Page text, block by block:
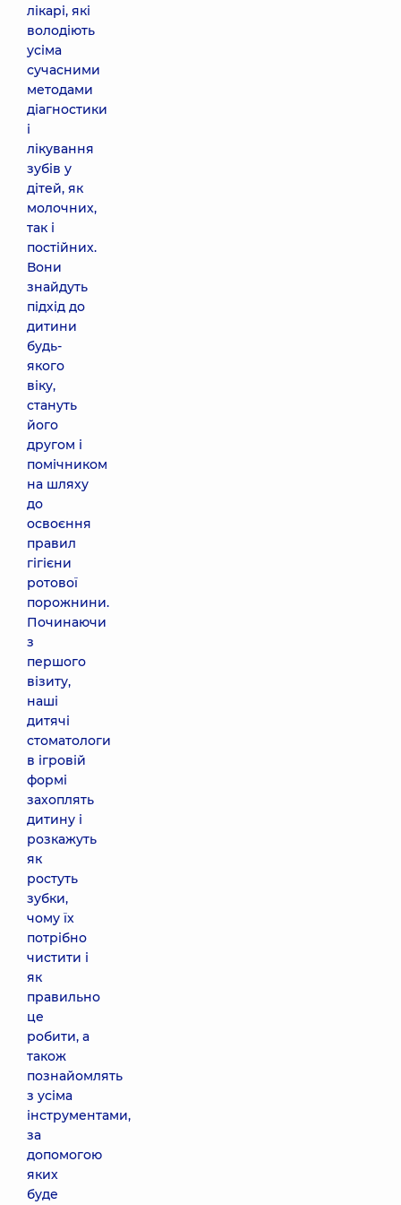
лікарі, які
володіють
усіма
сучасними
методами
діагностики
і
лікування
зубів у
дітей, як
молочних,
так і
постійних.
Вони
знайдуть
підхід до
дитини
будь-
якого
віку,
стануть
його
другом і
помічником
на шляху
до
освоєння
правил
гігієни
ротової
порожнини.
Починаючи
з
першого
візиту,
наші
дитячі
стоматологи
в ігровій
формі
захоплять
дитину і
розкажуть
як
ростуть
зубки,
чому їх
потрібно
чистити і
як
правильно
це
робити, а
також
познайомлять
з усіма
інструментами,
за
допомогою
яких
буде